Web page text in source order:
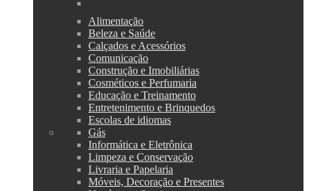
Alimentação
Beleza e Saúde
Calçados e Acessórios
Comunicação
Construção e Imobiliárias
Cosméticos e Perfumaria
Educação e Treinamento
Entretenimento e Brinquedos
Escolas de idiomas
Gás
Informática e Eletrônica
Limpeza e Conservação
Livraria e Papelaria
Móveis, Decoração e Presentes